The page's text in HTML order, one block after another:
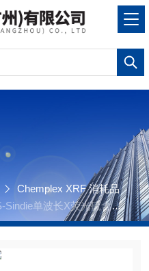
Chemplex XRF 消耗品
Sindie单波长X荧光硫含量